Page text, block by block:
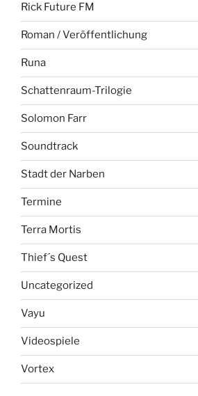
Rick Future FM
Roman / Veröffentlichung
Runa
Schattenraum-Trilogie
Solomon Farr
Soundtrack
Stadt der Narben
Termine
Terra Mortis
Thief´s Quest
Uncategorized
Vayu
Videospiele
Vortex